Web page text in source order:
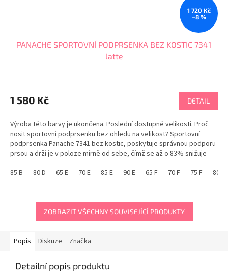
1 720 Kč
–8 %
PANACHE SPORTOVNÍ PODPRSENKA BEZ KOSTIC 7341
latte
produktu
je
z
5
hvězdiček.
1 580 Kč DETAIL
Výroba této barvy je ukončena. Poslední dostupné velikosti. Proč
nosit sportovní podprsenku bez ohledu na velikost? Sportovní
podprsenka Panache 7341 bez kostic, poskytuje správnou podporu
prsou a drží je v poloze mírně od sebe, čímž se až o 83% snižuje
85 B
80 D 65 E 70 E 85 E 90 E 65 F 70 F 75 F 80 F
ZOBRAZIT VŠECHNY SOUVISEJÍCÍ PRODUKTY
Popis Diskuze Značka
Detailní popis produktu